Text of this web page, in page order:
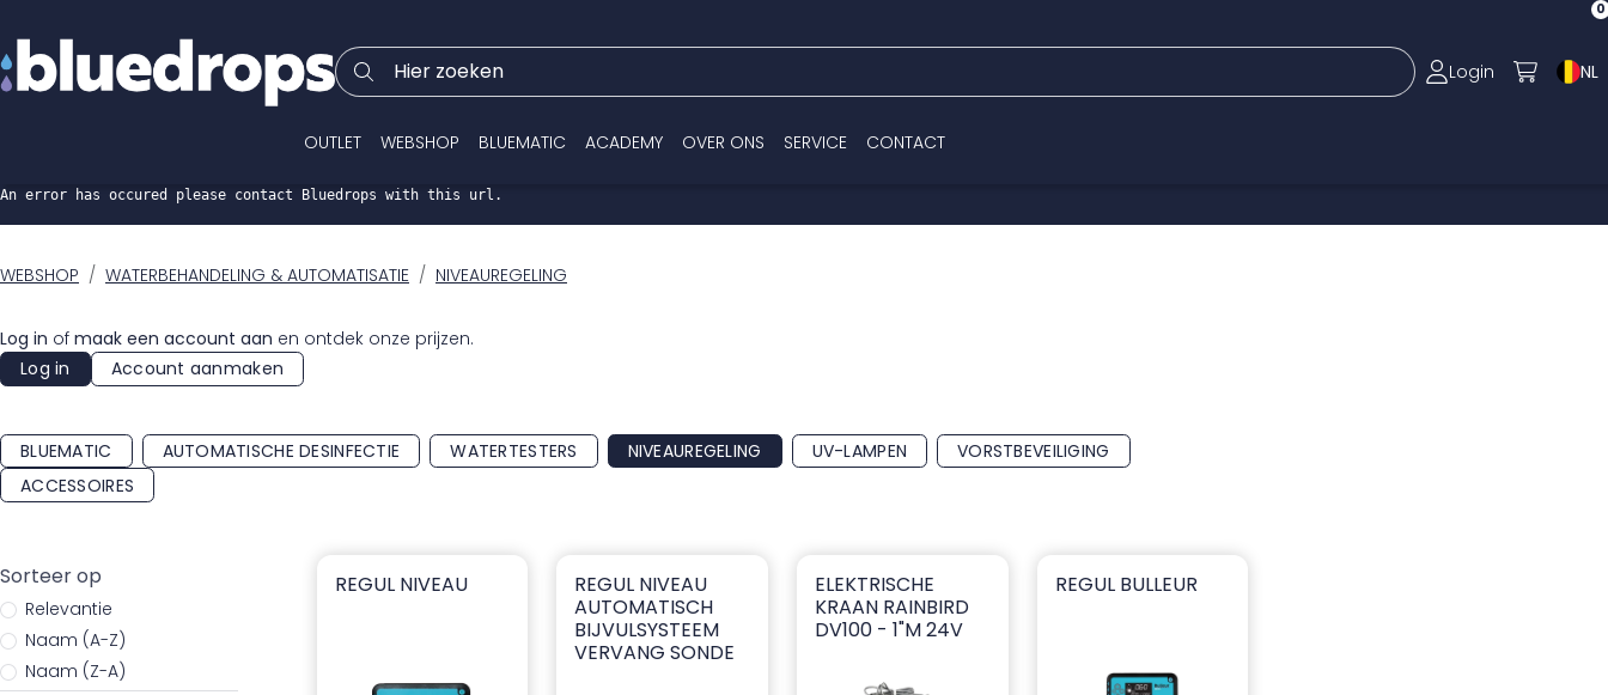
Hier zoeken
Login
0
NL
OUTLET WEBSHOP BLUEMATIC ACADEMY OVER ONS SERVICE CONTACT
An error has occured please contact Bluedrops with this url.
WEBSHOP WATERBEHANDELING & AUTOMATISATIE NIVEAUREGELING
Log in of maak een account aan en ontdek onze prijzen.
Log in
Account aanmaken
BLUEMATIC AUTOMATISCHE DESINFECTIE WATERTESTERS NIVEAUREGELING UV-LAMPEN
VORSTBEVEILIGING
ACCESSOIRES
Sorteer op
Relevantie
Naam (A-Z)
Naam (Z-A)
Regul Niveau
REGUL NIVEAU Regul Niveau automatisch bijvulsysteem vervang sonde
REGUL NIVEAU
AUTOMATISCH
BIJVULSYSTEEM
VERVANG SONDE
Elektrische kraan Rainbird DV100 - 1"M 24V
ELEKTRISCHE
KRAAN RAINBIRD
DV100 - 1"M 24V
Regul Bulleur
REGUL BULLEUR